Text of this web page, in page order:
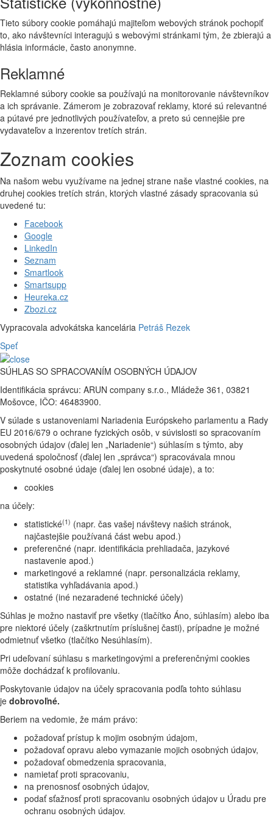
Tieto súbory cookie pomáhajú majiteľom webových stránok pochopiť
to, ako návštevníci interagujú s webovými stránkami tým, že zbierajú a
hlásia informácie, často anonymne.
Reklamné
Reklamné súbory cookie sa používajú na monitorovanie návštevníkov
a ich správanie. Zámerom je zobrazovať reklamy, ktoré sú relevantné
a pútavé pre jednotlivých používateľov, a preto sú cennejšie pre
vydavateľov a inzerentov tretích strán.
Zoznam cookies
Na našom webu využívame na jednej strane naše vlastné cookies, na
druhej cookies tretích strán, ktorých vlastné zásady spracovania sú
uvedené tu:
Facebook
Google
LinkedIn
Seznam
Smartlook
Smartsupp
Heureka.cz
Zbozi.cz
Vypracovala advokátska kancelária Petráš Rezek
Speť
SÚHLAS SO SPRACOVANÍM OSOBNÝCH ÚDAJOV
Identifikácia správcu: ARUN company s.r.o., Mládeže 361, 03821
Mošovce, IČO: 46483900.
V súlade s ustanoveniami Nariadenia Európskeho parlamentu a Rady
EU 2016/679 o ochrane fyzických osôb, v súvislosti so spracovaním
osobných údajov (ďalej len „Nariadenie“) súhlasím s týmto, aby
uvedená spoločnosť (ďalej len „správca“) spracovávala mnou
poskytnuté osobné údaje (ďalej len osobné údaje), a to:
cookies
na účely:
statistické(1) (napr. čas vašej návštevy našich stránok,
najčastejšie používaná část webu apod.)
preferenčné (napr. identifikácia prehliadača, jazykové
nastavenie apod.)
marketingové a reklamné (napr. personalizácia reklamy,
statistika vyhľadávania apod.)
ostatné (iné nezaradené technické účely)
Súhlas je možno nastaviť pre všetky (tlačítko Áno, súhlasím) alebo iba
pre niektoré účely (zaškrtnutím príslušnej časti), prípadne je možné
odmietnuť všetko (tlačítko Nesúhlasím).
Pri udeľovaní súhlasu s marketingovými a preferenčnými cookies
môže dochádzať k profilovaniu.
Poskytovanie údajov na účely spracovania podľa tohto súhlasu
je dobrovoľné.
Beriem na vedomie, že mám právo:
požadovať prístup k mojim osobným údajom,
požadovať opravu alebo vymazanie mojich osobných údajov,
požadovať obmedzenia spracovania,
namietať proti spracovaniu,
na prenosnosť osobných údajov,
podať sťažnosť proti spracovaniu osobných údajov u Úradu pre
ochranu osobných údajov.